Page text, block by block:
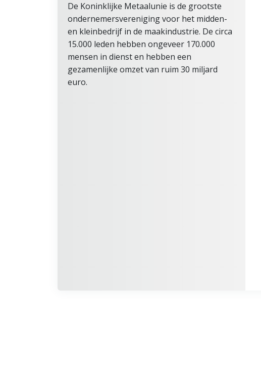
De Koninklijke Metaalunie is de grootste
ondernemersvereniging voor het midden-
en kleinbedrijf in de maakindustrie. De circa
15.000 leden hebben ongeveer 170.000
mensen in dienst en hebben een
gezamenlijke omzet van ruim 30 miljard
euro.